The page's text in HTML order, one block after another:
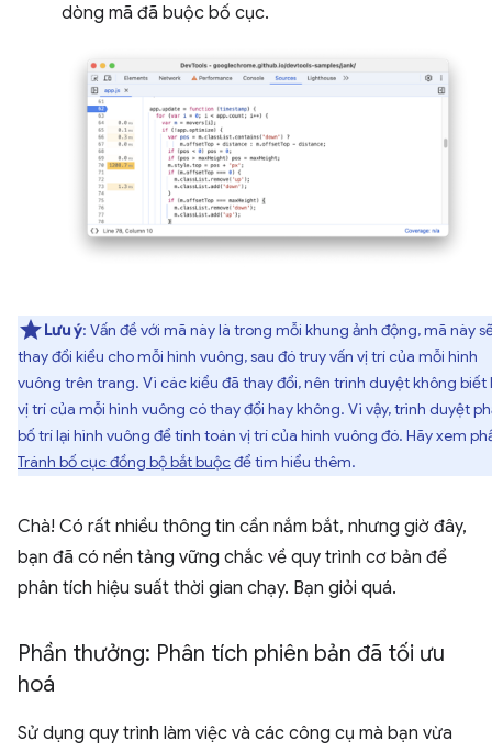
dòng mã đã buộc bố cục.
Lưu ý: Vấn đề với mã này là trong mỗi khung ảnh động, mã này
thay đổi kiểu cho mỗi hình vuông, sau đó truy vấn vị trí của mỗi hình
vuông trên trang. Vì các kiểu đã thay đổi, nên trình duyệt không biết
vị trí của mỗi hình vuông có thay đổi hay không. Vì vậy, trình duyệt
bố trí lại hình vuông để tính toán vị trí của hình vuông đó. Hãy xem
Tránh bố cục đồng bộ bắt buộcđể tìm hiểu thêm.
Chà! Có rất nhiều thông tin cần nắm bắt, nhưng giờ đây,
bạn đã có nền tảng vững chắc về quy trình cơ bản để
phân tích hiệu suất thời gian chạy. Bạn giỏi quá.
Phần thưởng: Phân tích phiên bản đã tối ưu
hoá
Sử dụng quy trình làm việc và các công cụ mà bạn vừa